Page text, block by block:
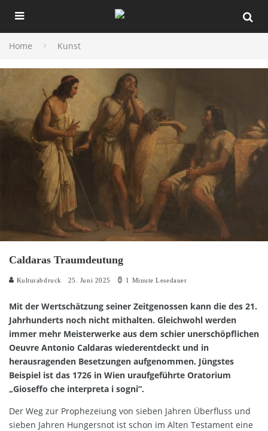
Home Kunst
Caldaras Traumdeutung
Kulturabdruck 25. Juni 2025 1 Minute Lesedauer
Mit der Wertschätzung seiner Zeitgenossen kann die des 21.
Jahrhunderts noch nicht mithalten. Gleichwohl werden
immer mehr Meisterwerke aus dem schier unerschöpflichen
Oeuvre Antonio Caldaras wiederentdeckt und in
herausragenden Besetzungen aufgenommen. Jüngstes
Beispiel ist das 1726 in Wien uraufgeführte Oratorium
„Gioseffo che interpreta i sogni“.
Der Weg zur Prophezeiung von sieben Jahren Überfluss und
sieben Jahren Hungersnot ist schon im Alten Testament eine